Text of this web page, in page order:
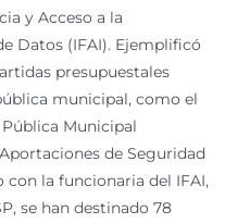
y Acceso a la
Datos (IFAI). Ejemplificó
presupuestales
municipal, como el
Municipal
de Seguridad
con la funcionaria del IFAI,
se han destinado 78